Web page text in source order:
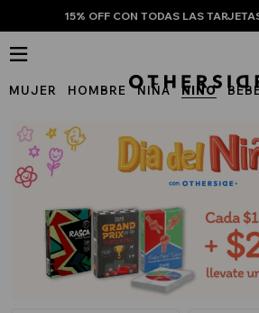
15% OFF CON TODAS LAS
MUJER HOMBRE NIÑA NIÑO
